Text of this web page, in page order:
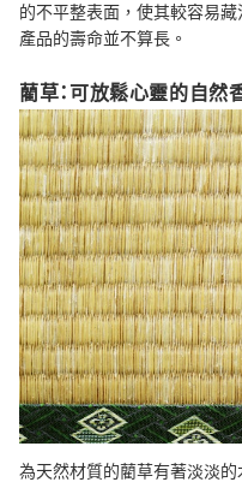
的不平整表面，使其較容易
產品的壽命並不算長。
藺草：可放鬆心靈的自然
為天然材質的藺草有著淡淡